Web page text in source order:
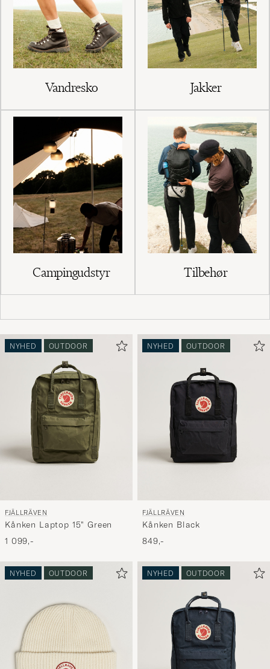
NYHED OUTDOOR
FJÄLLRÄVEN
Kånken Laptop 15" Green
1 099,-
NYHED OUTDOOR
FJÄLLRÄVEN
Kånken Black
849,-
NYHED OUTDOOR NYHED OUTDOOR
Vandresko Jakker
Campingudstyr Tilbehør